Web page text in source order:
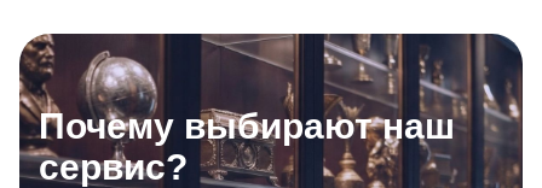
Почему выбирают наш
сервис?